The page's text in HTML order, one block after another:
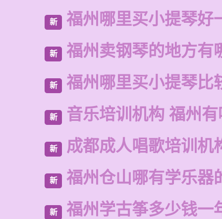
新 福州哪里买小提琴好
新 福州卖钢琴的地方有
新 福州哪里买小提琴比
新 音乐培训机构 福州
新 成都成人唱歌培训机
新 福州仓山哪有学乐器
新 福州学古筝多少钱一